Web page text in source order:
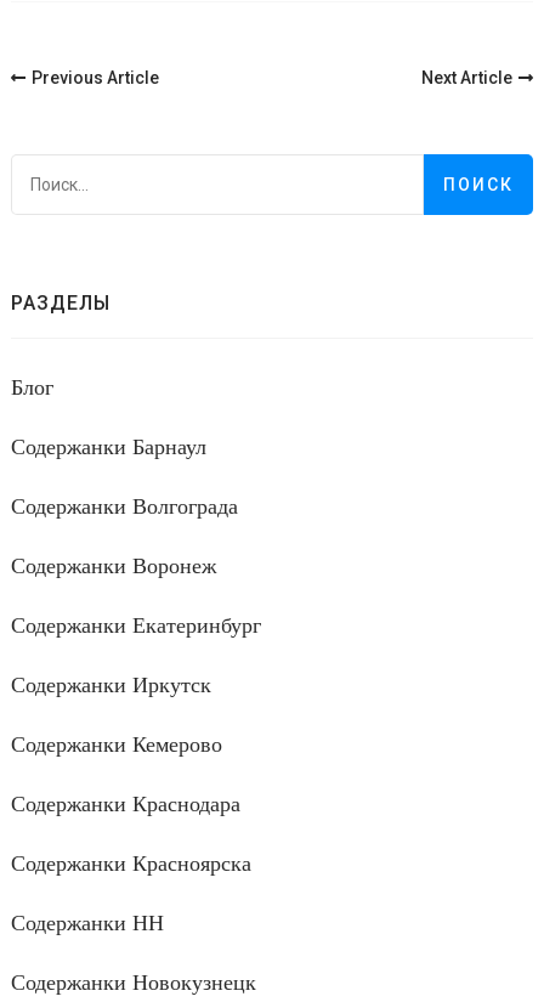
Post
Previous Article Next Article
РАЗДЕЛЫ
Блог
Содержанки Барнаул
Содержанки Волгограда
Содержанки Воронеж
Содержанки Екатеринбург
Содержанки Иркутск
Содержанки Кемерово
Содержанки Краснодара
Содержанки Красноярска
Содержанки НН
Содержанки Новокузнецк